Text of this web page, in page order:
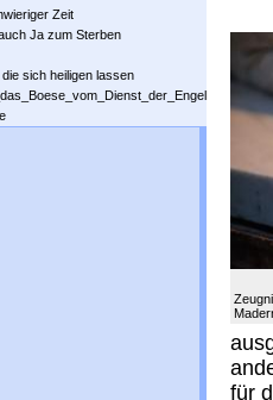
Zeit
Ja zum Sterben
sich heiligen lassen
für